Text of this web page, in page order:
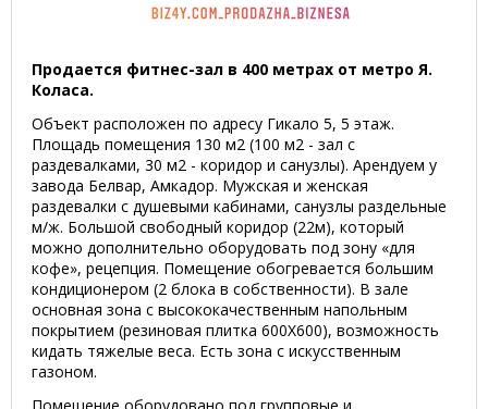
Продается фитнес-зал в 400 метрах от метро Я.
Коласа.
Объект расположен по адресу Гикало 5, 5 этаж.
Площадь помещения 130 м2 (100 м2 - зал с
раздевалками, 30 м2 - коридор и санузлы). Арендуем у
завода Белвар, Амкадор. Мужская и женская
раздевалки с душевыми кабинами, санузлы раздельные
м/ж. Большой свободный коридор (22м), который
можно дополнительно оборудовать под зону «для
кофе», рецепция. Помещение обогревается большим
кондиционером (2 блока в собственности). В зале
основная зона с высококачественным напольным
покрытием (резиновая плитка 600Х600), возможность
кидать тяжелые веса. Есть зона с искусственным
газоном.